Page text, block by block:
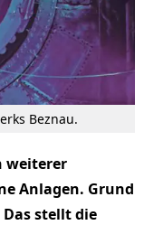
Beznau.
weiterer
Anlagen. Grund
stellt die